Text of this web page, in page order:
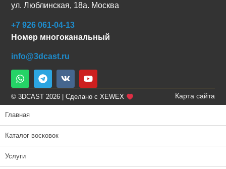
ул. Люблинская, 18а. Москва
+7 926 061-04-13
Номер многоканальный
info@3dcast.ru
© 3DCAST 2026 | Сделано с XEWEX Карта сайта
Главная
Каталог восковок
Услуги